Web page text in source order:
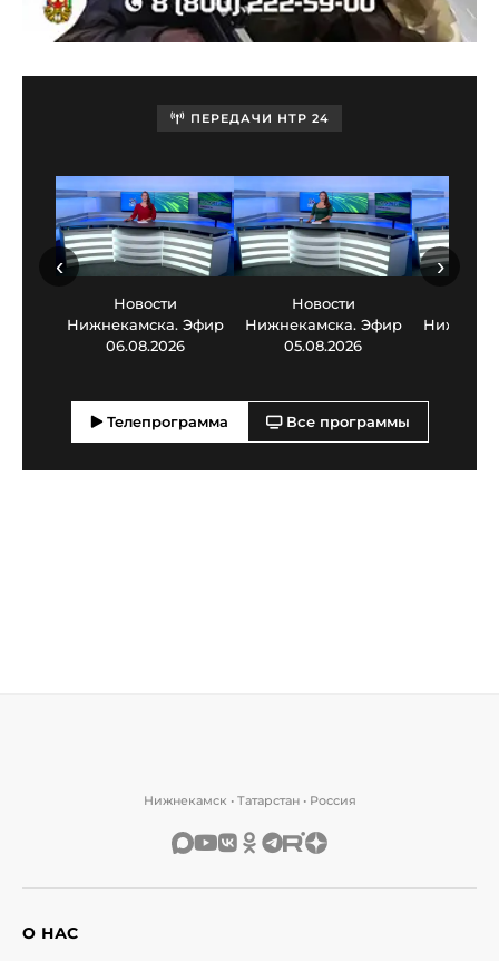
ПЕРЕДАЧИ НТР 24
Новости
Нижнекамска. Эфир
06.08.2026
Новости
Нижнекамска. Эфир
05.08.2026
‹ ›
Телепрограмма Все программы
Нижнекамск • Татарстан • Россия
О НАС